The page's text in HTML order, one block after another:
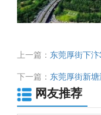
上一篇： 东莞厚街下
大型商业广场 地下停
2千米
下一篇： 东莞厚街新
沿街商铺 楼下人工湖
4成
网友推荐